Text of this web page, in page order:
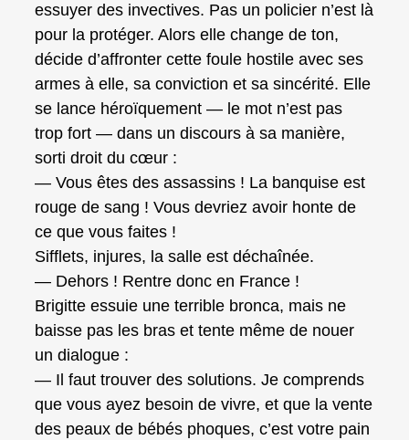
essuyer des invectives. Pas un policier n’est là
pour la protéger. Alors elle change de ton,
décide d’affronter cette foule hostile avec ses
armes à elle, sa conviction et sa sincérité. Elle
se lance héroïquement — le mot n’est pas
trop fort — dans un discours à sa manière,
sorti droit du cœur :
— Vous êtes des assassins ! La banquise est
rouge de sang ! Vous devriez avoir honte de
ce que vous faites !
Sifflets, injures, la salle est déchaînée.
— Dehors ! Rentre donc en France !
Brigitte essuie une terrible bronca, mais ne
baisse pas les bras et tente même de nouer
un dialogue :
— Il faut trouver des solutions. Je comprends
que vous ayez besoin de vivre, et que la vente
des peaux de bébés phoques, c’est votre pain